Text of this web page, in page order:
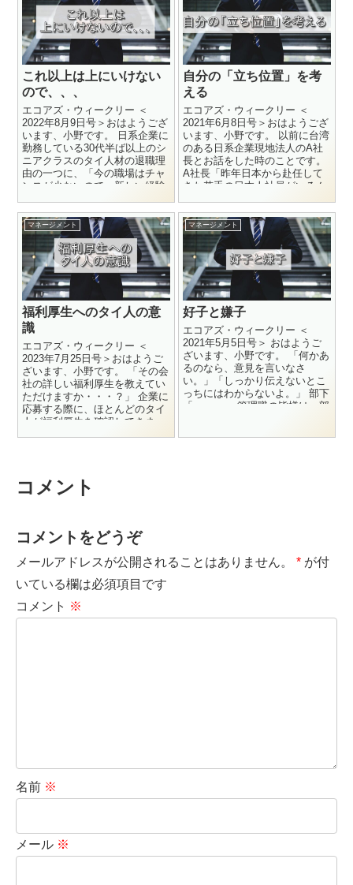
これ以上は上にいけない
ので、、、
エコアズ・ウィークリー ＜
2022年8月9日号＞おはようござ
います、小野です。 日系企業に
勤務している30代半ば以上のシ
ニアクラスのタイ人材の退職理
由の一つに、「今の職場はチャ
ンスが少ないので、新しい経験
り...
自分の「立ち位置」を考
える
エコアズ・ウィークリー ＜
2021年6月8日号＞おはようござ
います、小野です。 以前に台湾
のある日系企業現地法人のA社
長とお話をした時のことです。
A社長「昨年日本から赴任して
きた若手の日本人社員がいるん
マネージメント
福利厚生へのタイ人の意
識
エコアズ・ウィークリー ＜
2023年7月25日号＞おはようご
ざいます、小野です。 「その会
社の詳しい福利厚生を教えてい
ただけますか・・・？」 企業に
応募する際に、ほとんどのタイ
人が福利厚生を確認してきま
マネージメント
好子と嫌子
エコアズ・ウィークリー ＜
2021年5月5日号＞ おはようご
ざいます、小野です。 「何かあ
るのなら、意見を言いなさ
い。」「しっかり伝えないとこ
っちにはわからないよ。」 部下
「・・・」 管理職の皆様は、部
コメント
コメントをどうぞ
メールアドレスが公開されることはありません。 * が付
いている欄は必須項目です
コメント ※
名前 ※
メール ※